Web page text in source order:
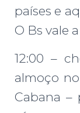
países e
O Bs vale
12:00 –
almoço
Cabana –